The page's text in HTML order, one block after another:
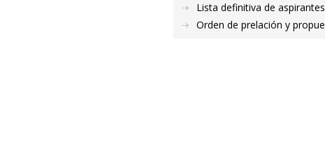
Lista definitiva de
Orden de prelación y